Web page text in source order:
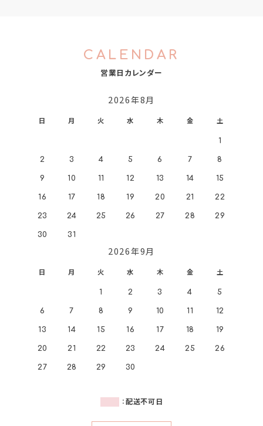
CALENDAR
営業日カレンダー
2026年8月
日 月 火 水 木 金 土
1
2 3 4 5 6 7 8
9 10 11 12 13 14 15
16 17 18 19 20 21 22
23 24 25 26 27 28 29
30 31
2026年9月
日 月 火 水 木 金 土
1 2 3 4 5
6 7 8 9 10 11 12
13 14 15 16 17 18 19
20 21 22 23 24 25 26
27 28 29 30
：配送不可日